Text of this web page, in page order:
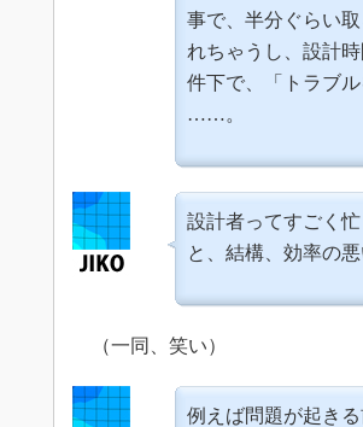
事で、半分ぐらい
れちゃうし、設計
件下で、「トラブ
……。
設計者ってすごく
と、結構、効率の
（一同、笑い）
例えば問題が起き